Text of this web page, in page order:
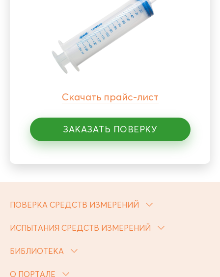
Скачать прайс-лист
ЗАКАЗАТЬ ПОВЕРКУ
ПОВЕРКА СРЕДСТВ ИЗМЕРЕНИЙ
ИСПЫТАНИЯ СРЕДСТВ ИЗМЕРЕНИЙ
БИБЛИОТЕКА
О ПОРТАЛЕ